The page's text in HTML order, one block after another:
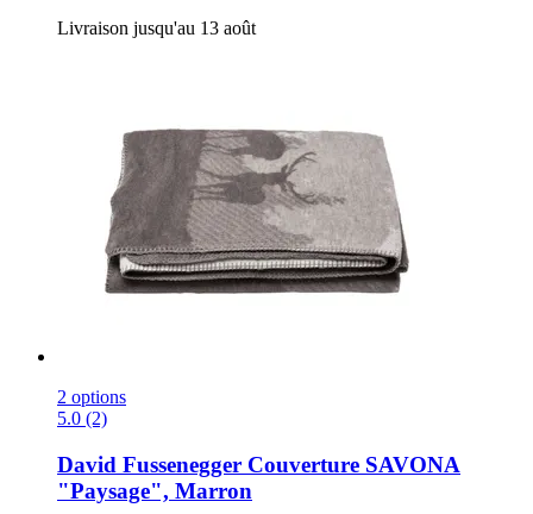
Livraison jusqu'au 13 août
2 options
5.0 (2)
David Fussenegger Couverture SAVONA
"Paysage", Marron